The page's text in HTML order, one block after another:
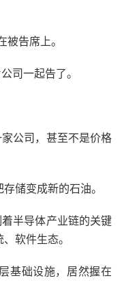
告席上。
司一起告了。
公司，甚至不是价格
储变成新的石油。
半导体产业链的关键
软件生态。
基础设施，居然握在